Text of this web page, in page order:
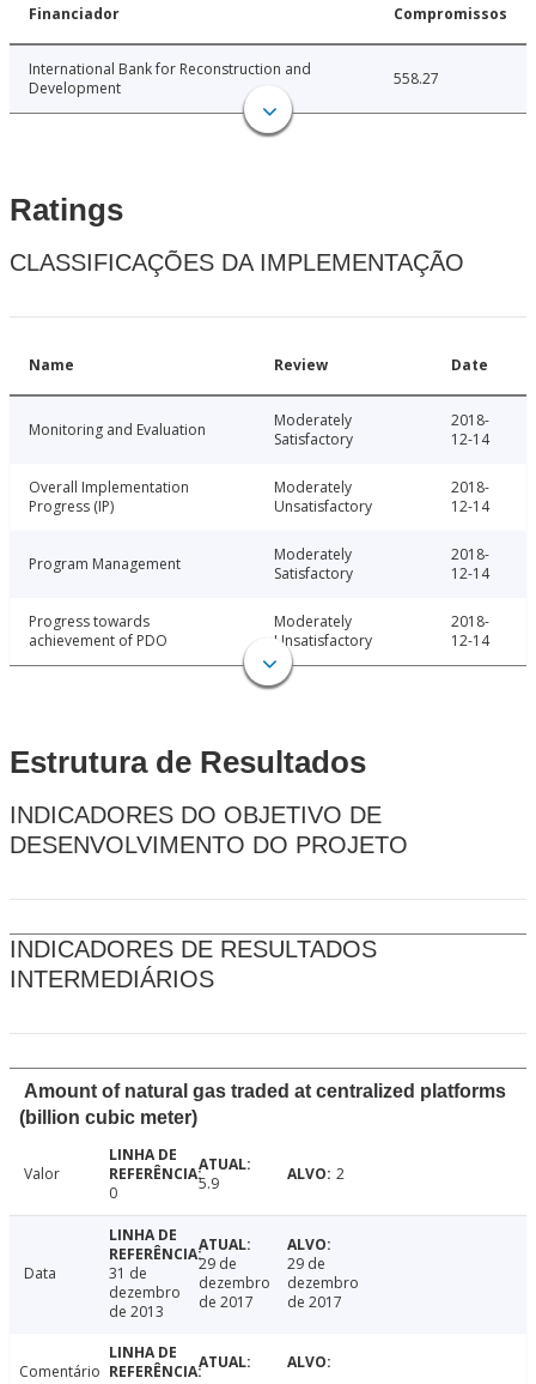
Financiador Compromissos
International Bank for Reconstruction and
Development
558.27
Ratings
CLASSIFICAÇÕES DA IMPLEMENTAÇÃO
Name Review Date
Monitoring and Evaluation
Moderately
Satisfactory
2018-
12-14
Overall Implementation
Progress (IP)
Moderately
Unsatisfactory
2018-
12-14
Program Management
Moderately
Satisfactory
2018-
12-14
Progress towards
achievement of PDO
Moderately
Unsatisfactory
2018-
12-14
Estrutura de Resultados
INDICADORES DO OBJETIVO DE
DESENVOLVIMENTO DO PROJETO
INDICADORES DE RESULTADOS
INTERMEDIÁRIOS
Amount of natural gas traded at centralized platforms
(billion cubic meter)
Valor
0
5.9 2
Data
31 de
dezembro
de 2013
29 de
dezembro
de 2017
29 de
dezembro
de 2017
Comentário